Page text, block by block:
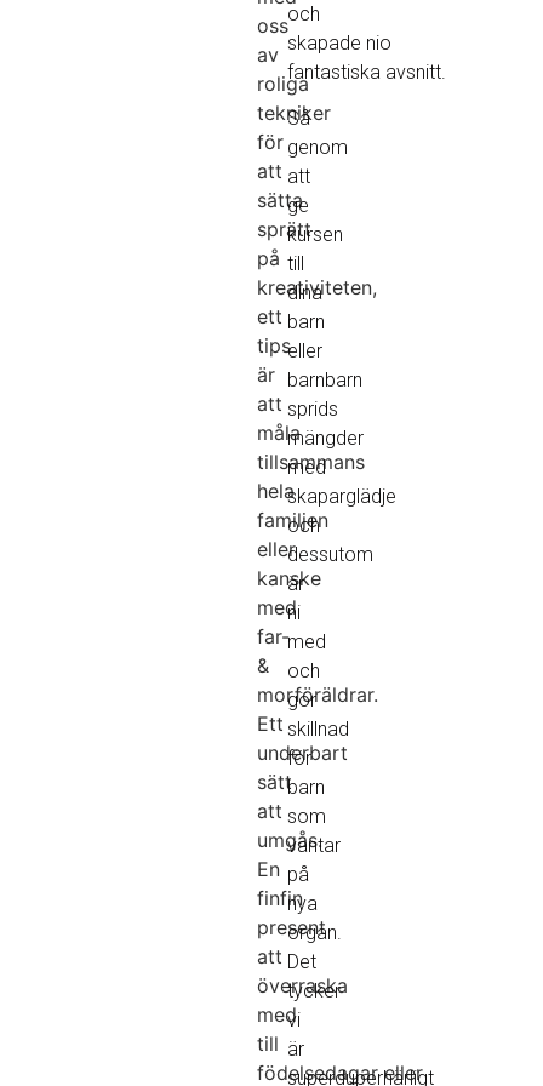
oss
av
roliga
tekniker
för
att
sätta
sprätt
på
kreativiteten,
ett
tips
är
att
måla
tillsammans
hela
familjen
eller
kanske
med
far-
&
morföräldrar.
Ett
underbart
sätt
att
umgås.
En
finfin
present
att
överraska
med
till
födelsedagar eller
och
skapade nio
fantastiska avsnitt.
Så
genom
att
ge
kursen
till
dina
barn
eller
barnbarn
sprids
mängder
med
skaparglädje
och
dessutom
är
ni
med
och
gör
skillnad
för
barn
som
väntar
på
nya
organ.
Det
tycker
vi
är
superduperhärligt